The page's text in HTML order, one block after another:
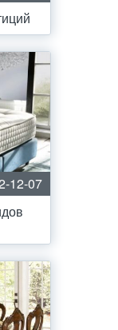
12-07